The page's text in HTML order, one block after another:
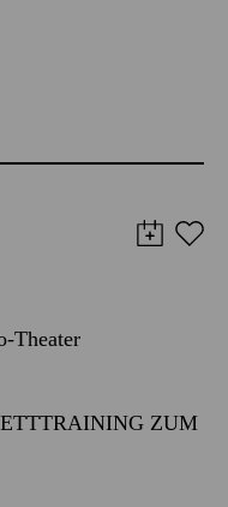
Theater
ZUM